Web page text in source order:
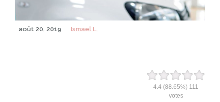
août 20, 2019 Ismael L.
4.4 (88.65%) 111
votes